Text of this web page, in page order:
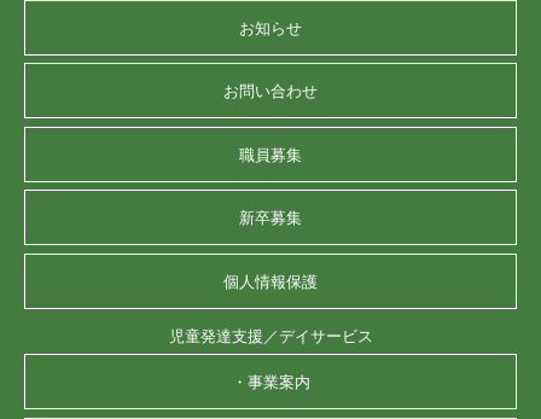
お知らせ
お問い合わせ
職員募集
新卒募集
個人情報保護
児童発達支援／デイサービス
・事業案内